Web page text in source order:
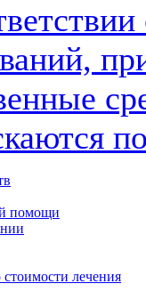
помощи
лечения